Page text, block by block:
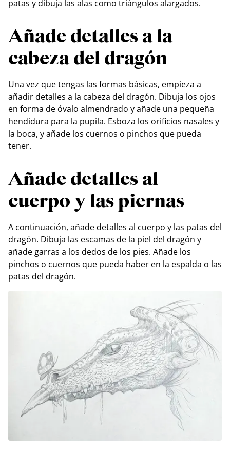
patas y dibuja las alas como triángulos alargados.
Añade detalles a la
cabeza del dragón
Una vez que tengas las formas básicas, empieza a
añadir detalles a la cabeza del dragón. Dibuja los ojos
en forma de óvalo almendrado y añade una pequeña
hendidura para la pupila. Esboza los orificios nasales y
la boca, y añade los cuernos o pinchos que pueda
tener.
Añade detalles al
cuerpo y las piernas
A continuación, añade detalles al cuerpo y las patas del
dragón. Dibuja las escamas de la piel del dragón y
añade garras a los dedos de los pies. Añade los
pinchos o cuernos que pueda haber en la espalda o las
patas del dragón.